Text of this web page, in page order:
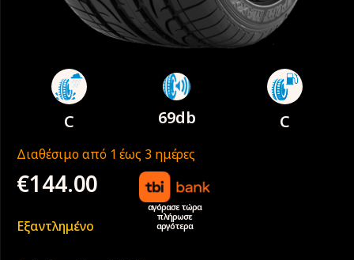
C 69db C
Διαθέσιμο από 1 έως 3 ημέρες
€144.00
αγόρασε τώρα
πλήρωσε
αργότερα
Εξαντλημένο